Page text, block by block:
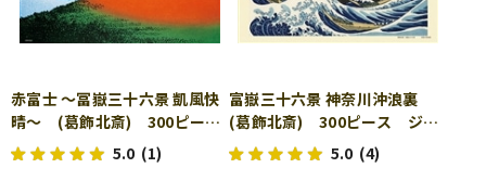
赤富士 ～冨嶽三十六景 凱風快
晴～ (葛飾北斎) 300ピー
ス ジグソーパズル BEV-
300-130 ［CP-TM］
5.0 (1)
富嶽三十六景 神奈川沖浪裏
(葛飾北斎) 300ピース ジグ
ソーパズル CUT-300-045
5.0 (4)